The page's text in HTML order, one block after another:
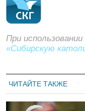
При
«Сибирскую
ЧИТАЙТЕ ТАКЖЕ